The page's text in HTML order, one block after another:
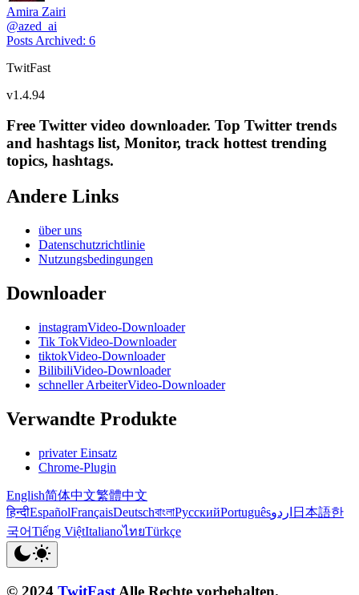
Amira Zairi
@azed_ai
Posts Archived: 6
TwitFast
v1.4.94
Free Twitter video downloader. Top Twitter trends
and hashtags list, Monitor, track hottest trending
topics, hashtags.
Andere Links
über uns
Datenschutzrichtlinie
Nutzungsbedingungen
Downloader
instagramVideo-Downloader
Tik TokVideo-Downloader
tiktokVideo-Downloader
BilibiliVideo-Downloader
schneller ArbeiterVideo-Downloader
Verwandte Produkte
privater Einsatz
Chrome-Plugin
English简体中文繁體中文
हिन्दीEspañolFrançaisDeutschবাংলাРусскийPortuguêsاردو 日本語한
국어Tiếng ViệtItalianoไทยTürkçe
© 2024 TwitFast Alle Rechte vorbehalten.